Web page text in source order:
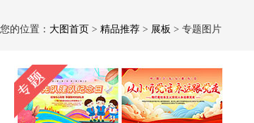
您的位置： 大图首页 > 精品推荐 > 展板 > 专题图片